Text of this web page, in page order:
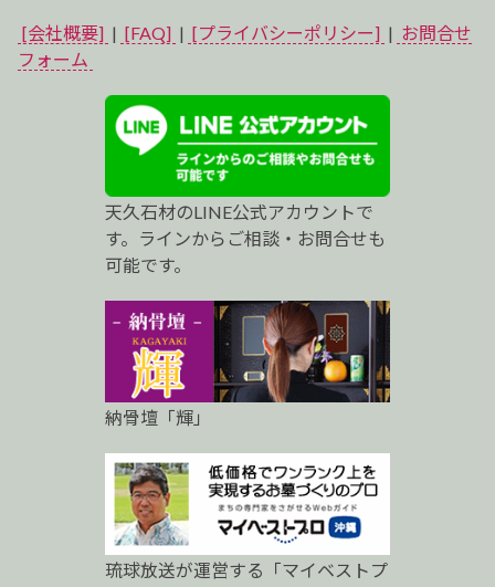
イ
ス
ト
ロ
[会社概要] | [FAQ] | [プライバシーポリシー] | お問合せ
フォーム
天久石材のLINE公式アカウントで
す。ラインからご相談・お問合せも
可能です。
納骨壇「輝」
琉球放送が運営する「マイベストプ